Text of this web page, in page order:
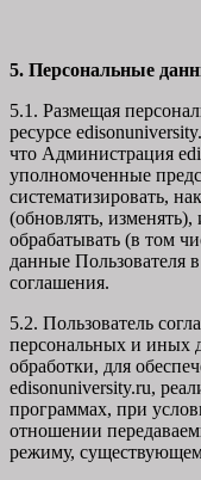
5. Персональные
5.1. Размещая
ресурсе
что Администрация
уполномоченные
систематизировать,
(обновлять,
обрабатывать (в том
данные Пользователя
соглашения.
5.2. Пользователь
персональных и иных
обработки, для
edisonuniversity.ru,
программах, при
отношении
режиму,